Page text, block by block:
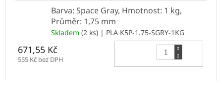
Barva: Space Gray, Hmotnost: 1 kg,
Průměr: 1,75 mm
Skladem (2 ks) | PLA K5P-1.75-SGRY-1KG
671,55 Kč
555 Kč bez DPH